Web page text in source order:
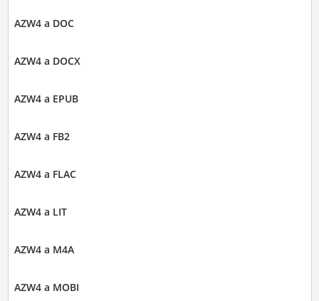
AZW4 a DOC
AZW4 a DOCX
AZW4 a EPUB
AZW4 a FB2
AZW4 a FLAC
AZW4 a LIT
AZW4 a M4A
AZW4 a MOBI